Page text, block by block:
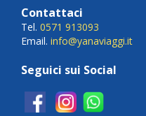
Contattaci
Tel. 0571 913093
Email. info@yanaviaggi.it
Seguici sui Social